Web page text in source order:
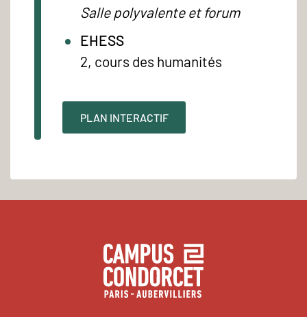
Salle polyvalente et forum
EHESS
2, cours des humanités
PLAN INTERACTIF